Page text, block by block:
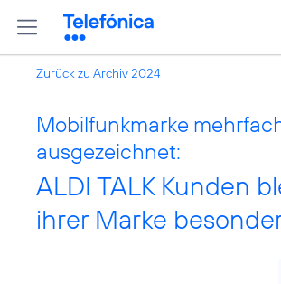
Zurück zu Archiv 2024
Mobilfunkmarke
ausgezeichnet:
ALDI TALK Kunden
ihrer Marke